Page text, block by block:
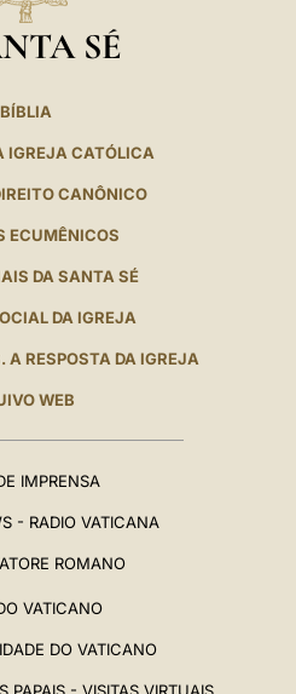
SÉ
IGREJA CATÓLICA
CANÔNICO
ECUMÊNICOS
DA SANTA SÉ
DA IGREJA
A RESPOSTA DA IGREJA
WEB
IMPRENSA
- RADIO VATICANA
ROMANO
VATICANO
DO VATICANO